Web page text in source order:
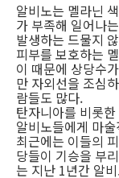
알비노는 멜라닌
가 부족해 일어나
발생하는 드물지
피부를 보호하는
이 때문에 상당수
만 자외선을 조심
람들도 많다.
탄자니아를 비롯
알비노들에게 마
최근에는 이들의
당들이 기승을 부
는 지난 1년간 알